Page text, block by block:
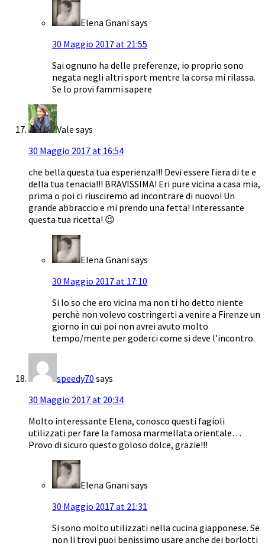
Elena Gnanisays
30 Maggio 2017 at 21:55
Sai ognuno ha delle preferenze, io proprio sono
negata negli altri sport mentre la corsa mi rilassa.
Se lo provi fammi sapere
Vale says
30 Maggio 2017 at 16:54
che bella questa tua esperienza!!! Devi essere fiera di te e
della tua tenacia!!! BRAVISSIMA! Eri pure vicina a casa mia,
prima o poi ci riusciremo ad incontrare di nuovo! Un
grande abbraccio e mi prendo una fetta! Interessante
questa tua ricetta! 😉
Elena Gnanisays
30 Maggio 2017 at 17:10
Si lo so che ero vicina ma non ti ho detto niente
perchè non volevo costringerti a venire a Firenze un
giorno in cui poi non avrei avuto molto
tempo/mente per goderci come si deve l’incontro.
speedy70 says
30 Maggio 2017 at 20:34
Molto interessante Elena, conosco questi fagioli
utilizzati per fare la famosa marmellata orientale…
Provo di sicuro questo goloso dolce, grazie!!!
Elena Gnanisays
30 Maggio 2017 at 21:31
Si sono molto utilizzati nella cucina giapponese. Se
non li trovi puoi benissimo usare anche dei borlotti